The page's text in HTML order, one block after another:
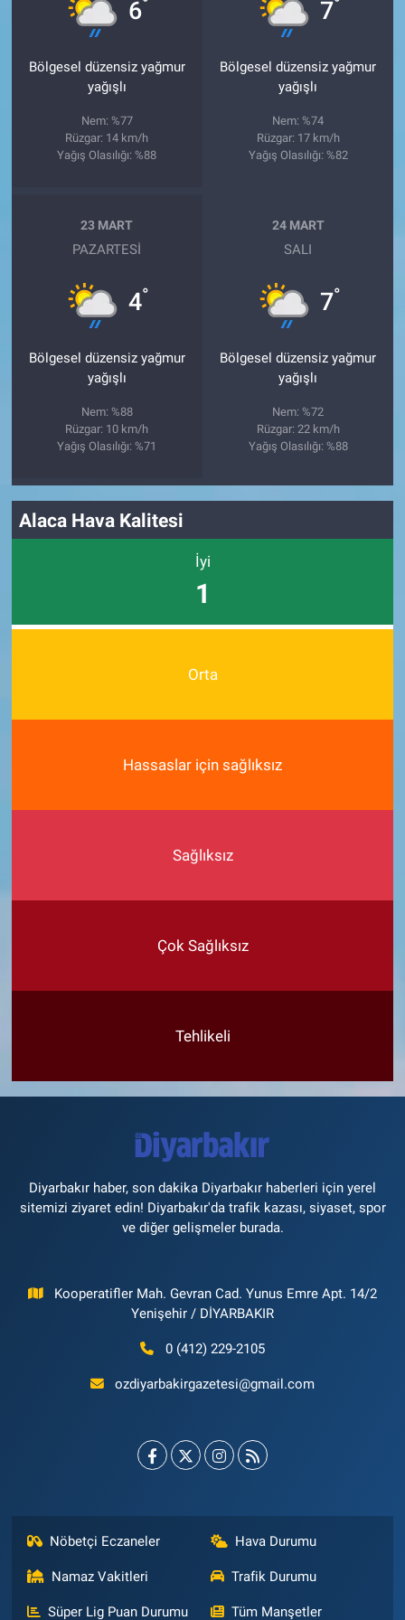
6°
Bölgesel düzensiz yağmur
yağışlı
Nem: %77
Rüzgar: 14 km/h
Yağış Olasılığı: %88
7°
Bölgesel düzensiz yağmur
yağışlı
Nem: %74
Rüzgar: 17 km/h
Yağış Olasılığı: %82
23 MART
PAZARTESI
4°
Bölgesel düzensiz yağmur
yağışlı
Nem: %88
Rüzgar: 10 km/h
Yağış Olasılığı: %71
24 MART
SALI
7°
Bölgesel düzensiz yağmur
yağışlı
Nem: %72
Rüzgar: 22 km/h
Yağış Olasılığı: %88
Alaca Hava Kalitesi
İyi
1
Orta
Hassaslar için sağlıksız
Sağlıksız
Çok Sağlıksız
Tehlikeli
Diyarbakır haber, son dakika Diyarbakır haberleri için yerel
sitemizi ziyaret edin! Diyarbakır'da trafik kazası, siyaset, spor
ve diğer gelişmeler burada.
Kooperatifler Mah. Gevran Cad. Yunus Emre Apt. 14/2
Yenişehir / DİYARBAKIR
0 (412) 229-2105
ozdiyarbakirgazetesi@gmail.com
Nöbetçi Eczaneler Hava Durumu
Namaz Vakitleri Trafik Durumu
Süper Lig Puan Durumu Tüm Manşetler